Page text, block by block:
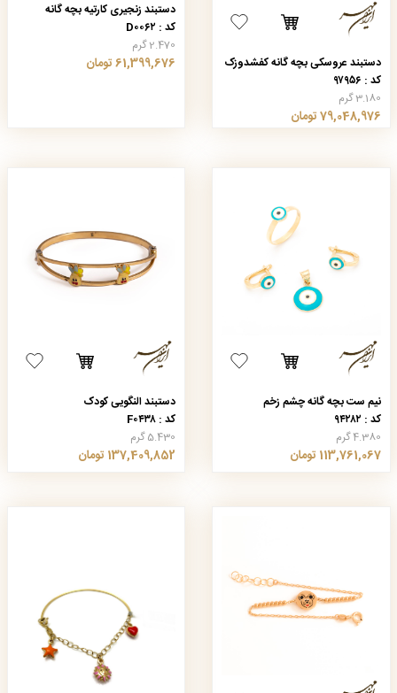
دستبند عروسکی بچه گانه کفشدوزک
کد : ۹۷۹۵۶
3.180 گرم
79,048,976 تومان
دستبند زنجیری کارتیه بچه گانه
کد : D۰۰۶۲
2.470 گرم
61,399,676 تومان
نیم ست بچه گانه چشم زخم
کد : ۹۴۲۸۲
4.380 گرم
113,761,067 تومان
دستبند النگویی کودک
کد : F۰۴۳۸
5.430 گرم
137,409,852 تومان